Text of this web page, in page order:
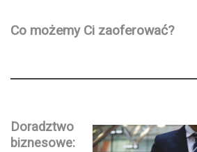
Co możemy Ci zaoferować?
Doradztwo
biznesowe: